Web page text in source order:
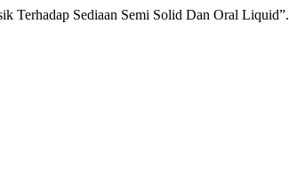
Terhadap Sediaan Semi Solid Dan Oral Liquid”.